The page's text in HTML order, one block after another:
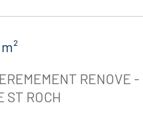
RENOVE -
ST ROCH